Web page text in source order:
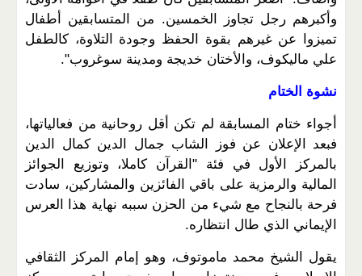
وأكبرهم رجل تجاوز الخمسين. من المتسابقين أطفال
تميزوا عن غيرهم بقوة الحفظ وجودة التلاوة، كالطفل
علي ماليكوف، والأختان خديجة ومدينة سوغروب".
نشوة الختام
أجواء ختام المسابقة لم تكن أقل روحانية من فعالياتها،
فبعد الإعلان عن فوز الشاب جمال الدين كمال الدين
بالمركز الأول في فئة "القرآن كاملا، وتوزيع الجوائز
المالية والرمزية على باقي الفائزين والمشاركين، سادت
فرحة بالنجاح مع شيء من الحزن سببه نهاية هذا العرس
الإيماني الذي طال انتظاره.
يقول الشيخ محمد ماموتوف، وهو إمام المركز الثقافي